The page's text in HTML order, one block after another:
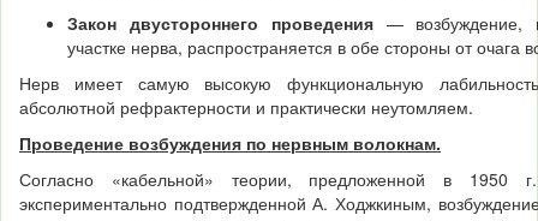
Закон двустороннего проведения — возбуждение,
участке нерва, распространяется в обе стороны от очага
Нерв имеет самую высокую функциональную
абсолютной рефрактерности и практически неутомляем.
Проведение возбуждения по нервным волокнам.
Согласно «кабельной» теории, предложенной в
экспериментально подтвержденной А. Ходжкиным,